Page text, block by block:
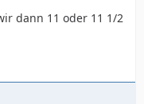
dann 11 oder 11 1/2